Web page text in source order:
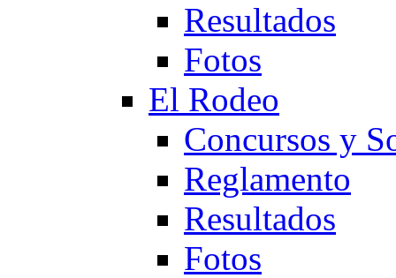
Resultados
Fotos
El Rodeo
Concursos y
Reglamento
Resultados
Fotos